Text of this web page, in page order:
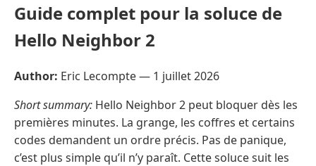
Guide complet pour la soluce de
Hello Neighbor 2
Author: Eric Lecompte — 1 juillet 2026
Short summary: Hello Neighbor 2 peut bloquer dès les
premières minutes. La grange, les coffres et certains
codes demandent un ordre précis. Pas de panique,
c’est plus simple qu’il n’y paraît. Cette soluce suit les